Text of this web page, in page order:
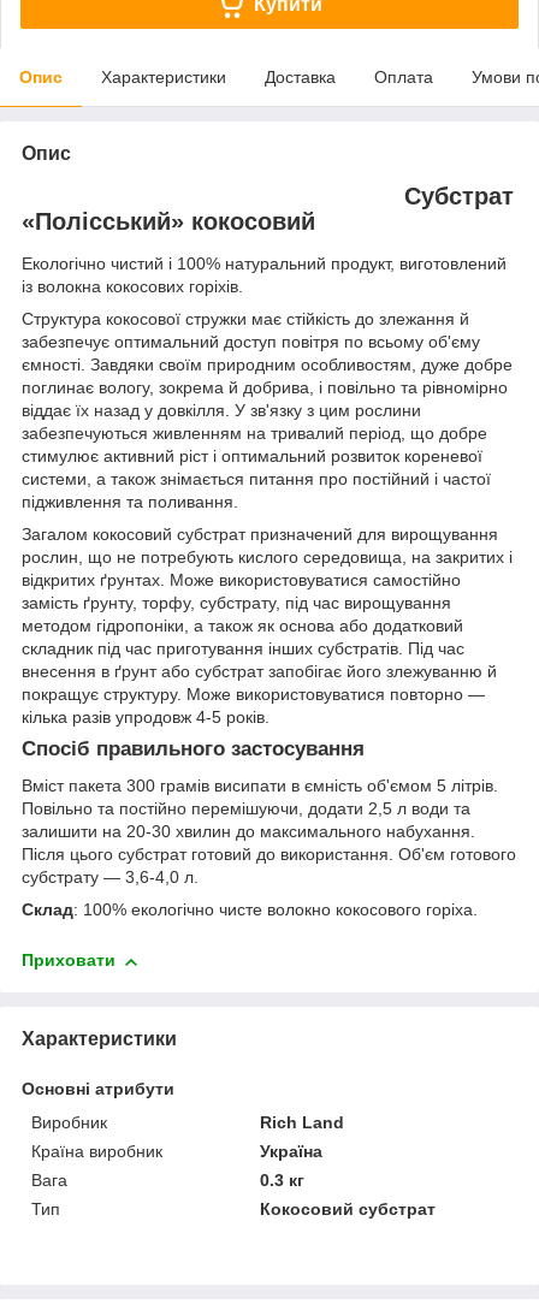
Опис Характеристики Доставка Оплата Умови
Опис
Субстрат
«Полісський» кокосовий
Екологічно чистий і 100% натуральний продукт, виготовлений
із волокна кокосових горіхів.
Структура кокосової стружки має стійкість до злежання й
забезпечує оптимальний доступ повітря по всьому об'єму
ємності. Завдяки своїм природним особливостям, дуже добре
поглинає вологу, зокрема й добрива, і повільно та рівномірно
віддає їх назад у довкілля. У зв'язку з цим рослини
забезпечуються живленням на тривалий період, що добре
стимулює активний ріст і оптимальний розвиток кореневої
системи, а також знімається питання про постійний і частої
підживлення та поливання.
Загалом кокосовий субстрат призначений для вирощування
рослин, що не потребують кислого середовища, на закритих і
відкритих ґрунтах. Може використовуватися самостійно
замість ґрунту, торфу, субстрату, під час вирощування
методом гідропоніки, а також як основа або додатковий
складник під час приготування інших субстратів. Під час
внесення в ґрунт або субстрат запобігає його злежуванню й
покращує структуру. Може використовуватися повторно —
кілька разів упродовж 4-5 років.
Спосіб правильного застосування
Вміст пакета 300 грамів висипати в ємність об'ємом 5 літрів.
Повільно та постійно перемішуючи, додати 2,5 л води та
залишити на 20-30 хвилин до максимального набухання.
Після цього субстрат готовий до використання. Об'єм готового
субстрату — 3,6-4,0 л.
Склад: 100% екологічно чисте волокно кокосового горіха.
Приховати
Характеристики
Основні атрибути
Виробник
Rich Land
Країна виробник
Україна
Вага
0.3 кг
Тип
Кокосовий субстрат